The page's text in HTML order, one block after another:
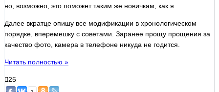
но, возможно, это поможет таким же новичкам, как я.
Далее вкратце опишу все модификации в хронологическом
порядке, вперемешку с советами. Заранее прощу прощения за
качество фото, камера в телефоне никуда не годится.
Читать полностью »
25